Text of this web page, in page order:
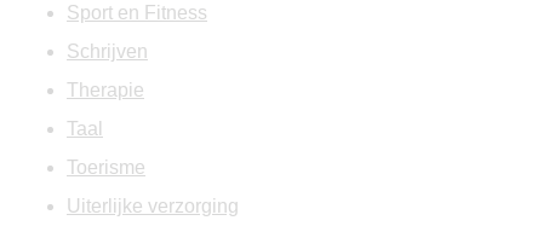
Sport en Fitness
Schrijven
Therapie
Taal
Toerisme
Uiterlijke verzorging